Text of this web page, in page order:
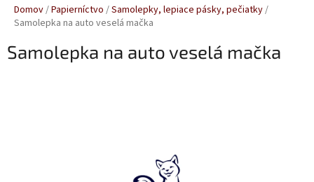
Domov/Papierníctvo /Samolepky, lepiace pásky, pečiatky/
Samolepka na auto veselá mačka
Samolepka na auto veselá mačka